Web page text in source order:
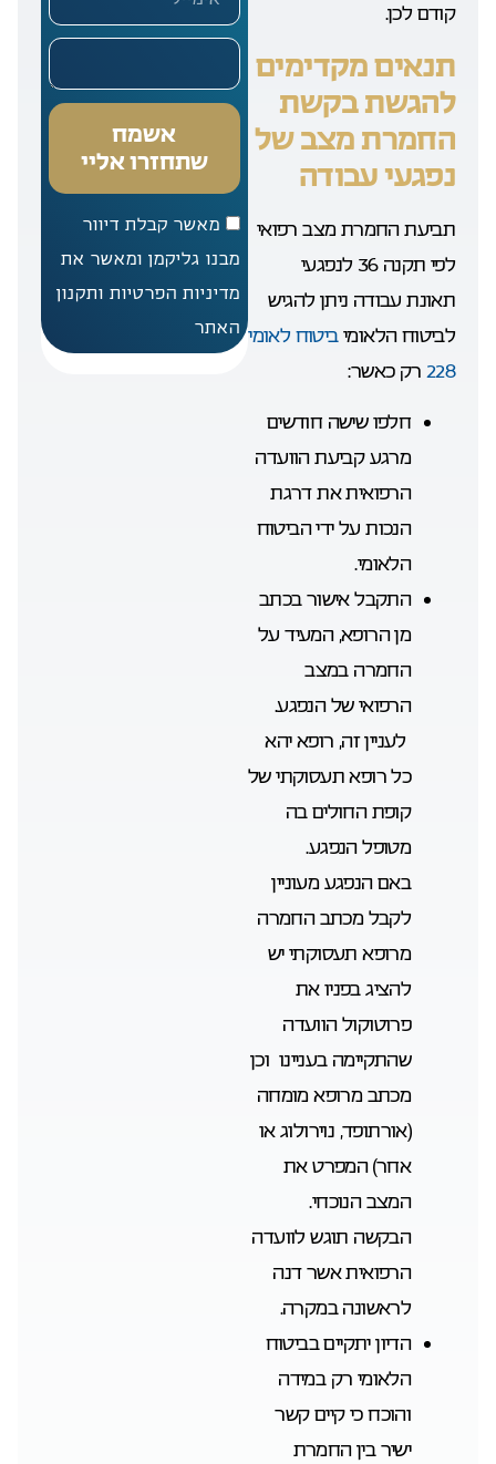
מאשר קבלת דיוור
מבנו גליקמן ומאשר את
מדיניות הפרטיות ותקנון
האתר
אשמח
שתחזרו אליי
קודם לכן.
תנאים מקדימים
להגשת בקשת
החמרת מצב של
נפגעי עבודה
תביעת החמרת מצב רפואי
לפי תקנה 36 לנפגעי
תאונת עבודה ניתן להגיש
לביטוח הלאומיביטוח לאומי
228 רק כאשר:
חלפו שישה חודשים
מרגע קביעת הוועדה
הרפואית את דרגת
הנכות על ידי הביטוח
הלאומי.
התקבל אישור בכתב
מן הרופא, המעיד על
החמרה במצב
הרפואי של הנפגע.
לעניין זה, רופא יהא
כל רופא תעסוקתי של
קופת החולים בה
מטופל הנפגע.
באם הנפגע מעוניין
לקבל מכתב החמרה
מרופא תעסוקתי יש
להציג בפניו את
פרוטוקול הוועדה
שהתקיימה בעניינו וכן
מכתב מרופא מומחה
(אורתופד, נוירולוג או
אחר) המפרט את
המצב הנוכחי.
הבקשה תוגש לוועדה
הרפואית אשר דנה
לראשונה במקרה.
הדיון יתקיים בביטוח
הלאומי רק במידה
והוכח כי קיים קשר
ישיר בין החמרת